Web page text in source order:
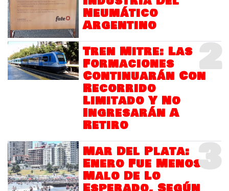
Neumático
Argentino
2
Tren Mitre: Las
Formaciones
Continuarán Con
Recorrido
Limitado Y No
Ingresarán A
Retiro
3
Mar Del Plata:
Enero Fue Menos
Malo De Lo